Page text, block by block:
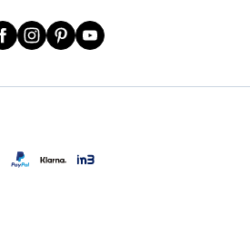
Facebook
Instagram
PinterestYouTube